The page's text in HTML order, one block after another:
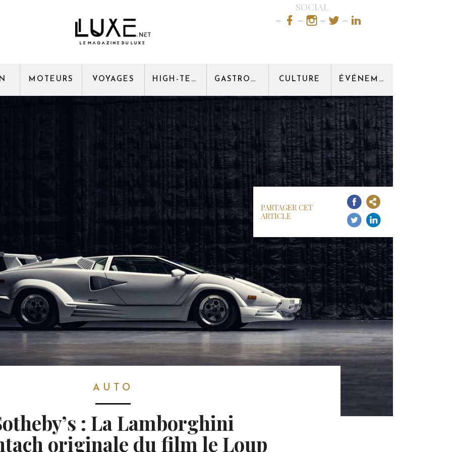
SOCIAL
MOTEURS VOYAGES HIGH-TECH GASTRONOMIE CULTURE ÉVÉNEMENT
PARTAGER CET
ARTICLE
AUTO
: La Lamborghini
originale du film le Loup